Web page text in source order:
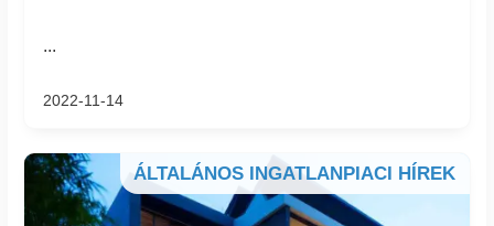
...
2022-11-14
ÁLTALÁNOS INGATLANPIACI HÍREK